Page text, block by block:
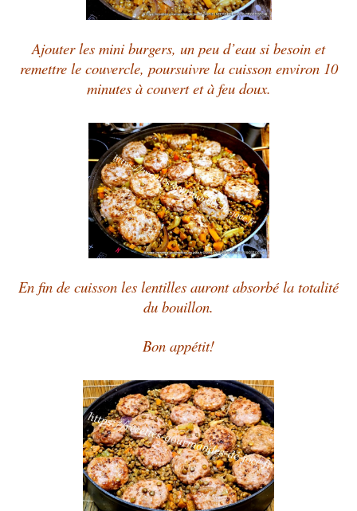
Ajouter les mini burgers, un peu d’eau si besoin et
remettre le couvercle, poursuivre la cuisson environ 10
minutes à couvert et à feu doux.
En fin de cuisson les lentilles auront absorbé la totalité
du bouillon.
Bon appétit!